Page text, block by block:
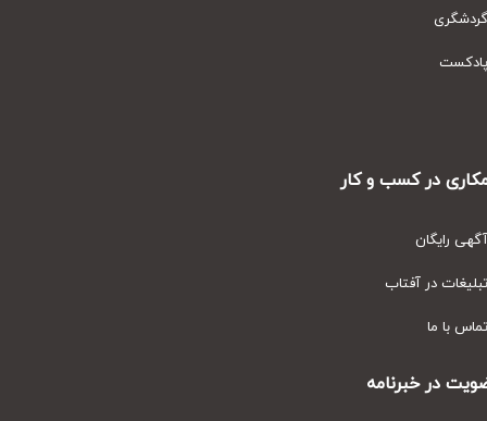
در کسب و کار
رایگان
در آفتاب
با ما
در خبرنامه